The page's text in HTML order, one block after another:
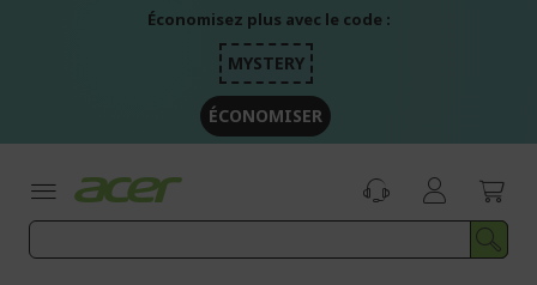
Économisez plus avec le code :
MYSTERY
ÉCONOMISER